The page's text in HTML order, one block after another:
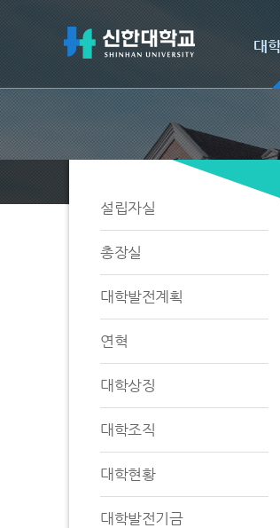
대
설립자실
총장실
대학발전계획
연혁
대학상징
대학조직
대학현황
대학발전기금